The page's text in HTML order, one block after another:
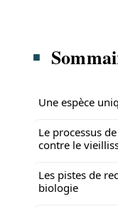
Une espèce
Le processus
contre le
Les pistes de
biologie